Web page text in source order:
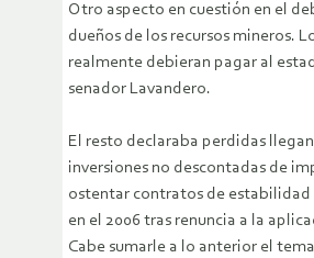
Otro aspecto en cuestión en el
dueños de los recursos mineros.
realmente debieran pagar al
senador Lavandero.
El resto declaraba perdidas
inversiones no descontadas de
ostentar contratos de estabilidad
en el 2006 tras renuncia a la
Cabe sumarle a lo anterior el